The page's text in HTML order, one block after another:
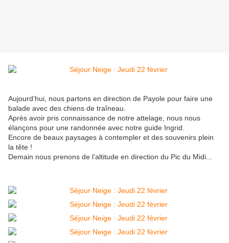
Aujourd’hui, nous partons en direction de Payole pour faire une
balade avec des chiens de traîneau.
Après avoir pris connaissance de notre attelage, nous nous
élançons pour une randonnée avec notre guide Ingrid.
Encore de beaux paysages à contempler et des souvenirs plein
la tête !
Demain nous prenons de l’altitude en direction du Pic du Midi...